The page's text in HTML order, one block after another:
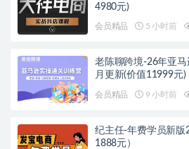
4980元)
会员精品 5 小时前
老陈聊跨境-26年亚
月更新(价值11999元)
会员精品 9 小时前
纪主任-年费学员新版
1888元）